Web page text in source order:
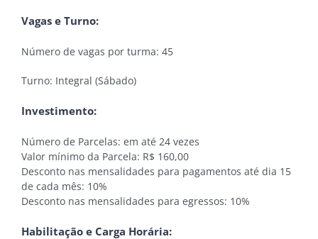
Vagas e Turno:
Número de vagas por turma: 45
Turno: Integral (Sábado)
Investimento:
Número de Parcelas: em até 24 vezes
Valor mínimo da Parcela: R$ 160,00
Desconto nas mensalidades para pagamentos até dia 15
de cada mês: 10%
Desconto nas mensalidades para egressos: 10%
Habilitação e Carga Horária: